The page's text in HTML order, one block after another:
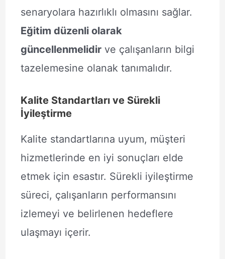
senaryolara hazırlıklı olmasını sağlar.
Eğitim düzenli olarak
güncellenmelidirve çalışanların bilgi
tazelemesine olanak tanımalıdır.
Kalite Standartları ve Sürekli
İyileştirme
Kalite standartlarına uyum, müşteri
hizmetlerinde en iyi sonuçları elde
etmek için esastır. Sürekli iyileştirme
süreci, çalışanların performansını
izlemeyi ve belirlenen hedeflere
ulaşmayı içerir.